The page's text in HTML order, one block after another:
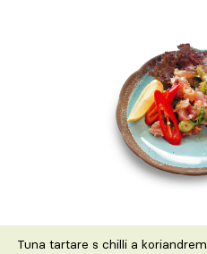
TV Program
Recepty z TV
Tuna tartare s chilli a koriandrem